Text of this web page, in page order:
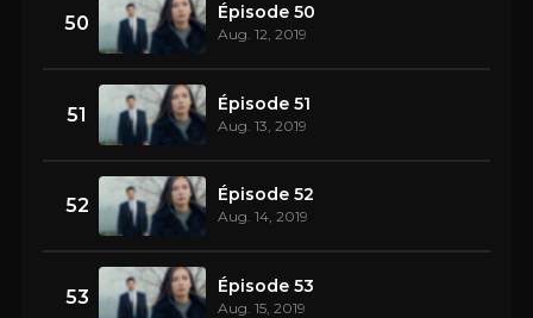
50 Épisode 50
Aug. 12, 2019
51 Épisode 51
Aug. 13, 2019
52 Épisode 52
Aug. 14, 2019
53 Épisode 53
Aug. 15, 2019